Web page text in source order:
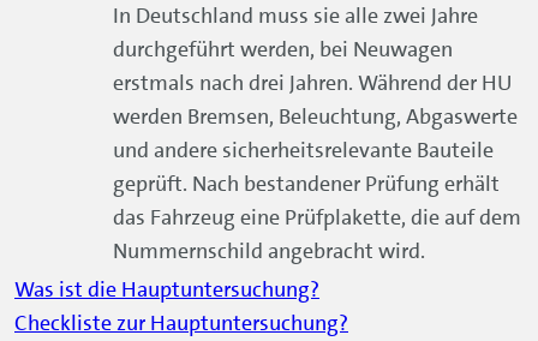
In Deutschland muss sie alle zwei Jahre
durchgeführt werden, bei Neuwagen
erstmals nach drei Jahren. Während der HU
werden Bremsen, Beleuchtung, Abgaswerte
und andere sicherheitsrelevante Bauteile
geprüft. Nach bestandener Prüfung erhält
das Fahrzeug eine Prüfplakette, die auf dem
Nummernschild angebracht wird.
Was ist die Hauptuntersuchung?
Checkliste zur Hauptuntersuchung?